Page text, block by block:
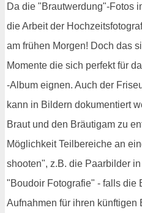
Da die "Brautwerdung"-Fotos
die Arbeit der
am frühen Morgen! Doch das
Momente die sich perfekt für
-Album eignen. Auch der
kann in Bildern dokumentiert
Braut und den Bräutigam zu
Möglichkeit Teilbereiche an
shooten", z.B. die Paarbilder
"Boudoir Fotografie" - falls die
Aufnahmen für ihren künftigen